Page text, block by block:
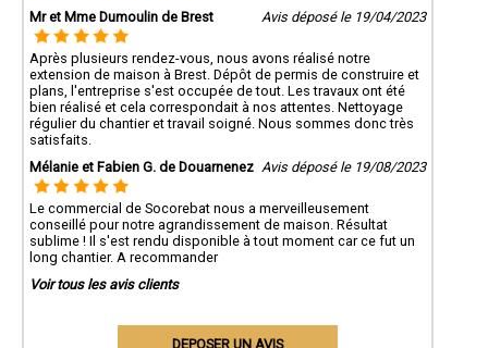
Mr et Mme Dumoulin de Brest Avis déposé le 19/04/2023
Après plusieurs rendez-vous, nous avons réalisé notre
extension de maison à Brest. Dépôt de permis de construire et
plans, l'entreprise s'est occupée de tout. Les travaux ont été
bien réalisé et cela correspondait à nos attentes. Nettoyage
régulier du chantier et travail soigné. Nous sommes donc très
satisfaits.
Mélanie et Fabien G. de Douarnenez Avis déposé le 19/08/2023
Le commercial de Socorebat nous a merveilleusement
conseillé pour notre agrandissement de maison. Résultat
sublime ! Il s'est rendu disponible à tout moment car ce fut un
long chantier. A recommander
Voir tous les avis clients
DEPOSER UN AVIS